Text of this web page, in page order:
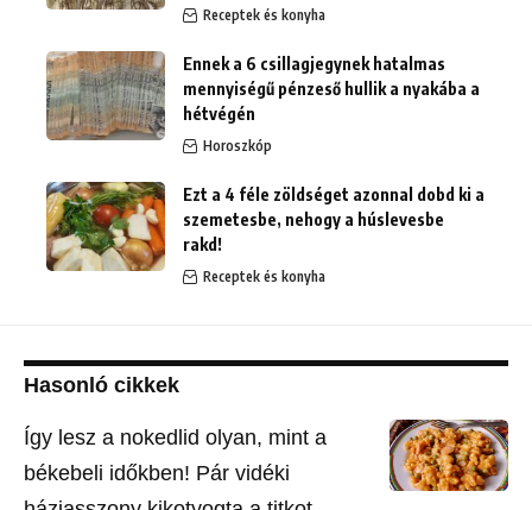
Receptek és konyha
Ennek a 6 csillagjegynek hatalmas
mennyiségű pénzeső hullik a nyakába a
hétvégén
Horoszkóp
Ezt a 4 féle zöldséget azonnal dobd ki a
szemetesbe, nehogy a húslevesbe
rakd!
Receptek és konyha
Hasonló cikkek
Így lesz a nokedlid olyan, mint a
békebeli időkben! Pár vidéki